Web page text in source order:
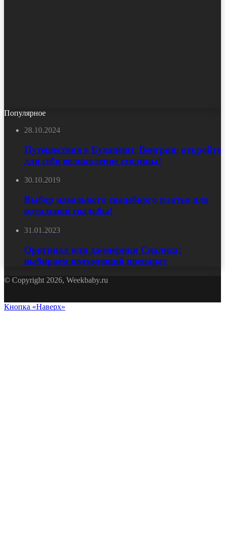
Популярное
28.10.2024
Путешествия в Будапешт, Венгрия: откройте
для себя великолепие столицы!
30.10.2019
Выбор идеального свадебного платья для
идеальной свадьбы!
31.01.2023
Оригинал или дженерики Сиалиса:
выбираем подходящий препарат
© Copyright 2026, Weekbaby.ru
Кнопка «Наверх»